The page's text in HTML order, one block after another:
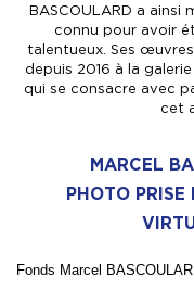
BASCOULARD a ainsi
connu pour avoir
talentueux. Ses
depuis 2016 à la
qui se consacre avec
cet
MARCEL
PHOTO PRISE
Fonds Marcel